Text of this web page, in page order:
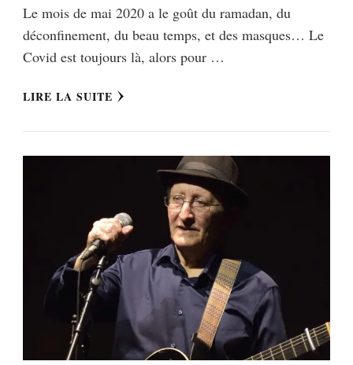
Le mois de mai 2020 a le goût du ramadan, du
déconfinement, du beau temps, et des masques… Le
Covid est toujours là, alors pour …
LIRE LA SUITE